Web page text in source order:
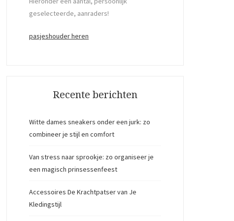
geselecteerde, aanraders!
pasjeshouder heren
Recente berichten
Witte dames sneakers onder een jurk: zo
combineer je stijl en comfort
Van stress naar sprookje: zo organiseer je
een magisch prinsessenfeest
Accessoires De Krachtpatser van Je
Kledingstijl